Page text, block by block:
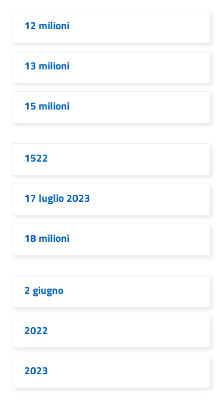
12 milioni
13 milioni
15 milioni
1522
17 luglio 2023
18 milioni
2 giugno
2022
2023